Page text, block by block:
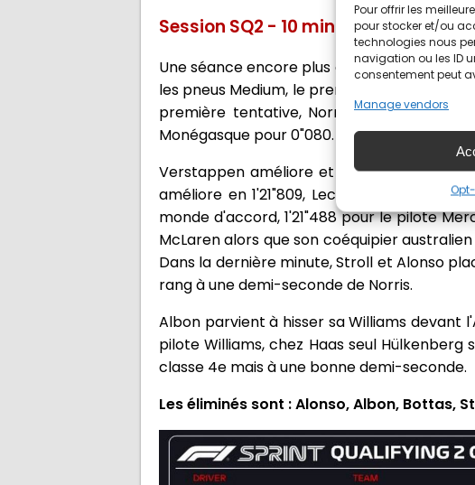
Pour offrir les
pour stocker et/ou
technologies nous
navigation ou les ID
consentement peut
Manage vendors
Session SQ2 - 10 minutes
Une séance encore plus courte, les
les pneus Medium, le premier chrono de
première tentative, Norris reste derrière
Monégasque pour 0"080.
Verstappen améliore et signe
améliore en 1'21"809, Leclerc coupe la
monde d'accord, 1'21"488 pour le pilote
McLaren alors que son coéquipier
Dans la dernière minute, Stroll et Alonso
rang à une demi-seconde de Norris.
Albon parvient à hisser sa Williams devant
pilote Williams, chez Haas seul
classe 4e mais à une bonne demi-seconde.
Les éliminés sont : Alonso, Albon, Bottas,